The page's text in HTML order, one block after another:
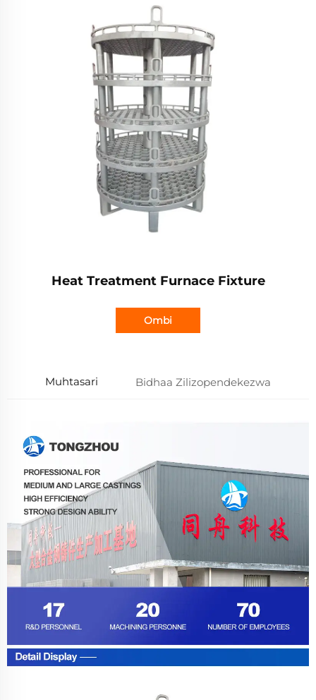
Heat Treatment Furnace Fixture
Ombi
Muhtasari Bidhaa Zilizopendekezwa